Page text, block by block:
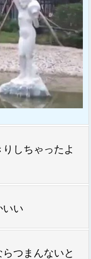
しちゃったよ
いい
つまんないと